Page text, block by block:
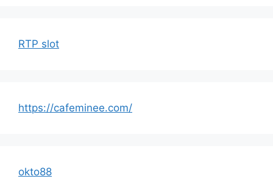
RTP slot
https://cafeminee.com/
okto88